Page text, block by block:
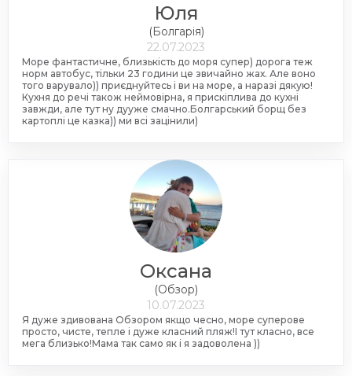
Юля
(Болгарія)
22.07.2023
Море фантастичне, близькість до моря супер) дорога теж
норм автобус, тільки 23 години це звичайно жах. Але воно
того варувало)) приєднуйтесь і ви на море, а наразі дякую!
Кухня до речі також неймовірна, я прискіплива до кухні
завжди, але тут ну дууже смачно.Болгарський борщ без
картоплі це казка)) ми всі зацінили)
Оксана
(Обзор)
10.07.2023
Я дуже здивована Обзором якщо чесно, море суперове
просто, чисте, тепле і дуже класний пляж!І тут класно, все
мега близько!Мама так само як і я задоволена ))